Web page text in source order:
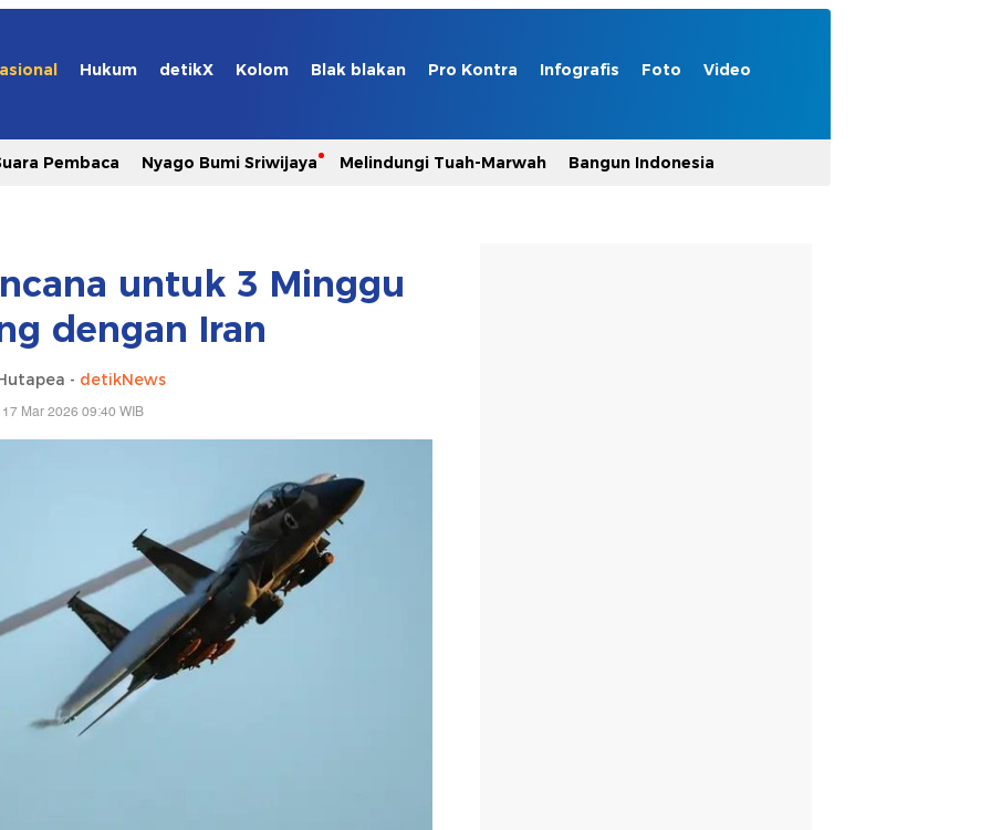
Hukum detikX Kolom Blak blakan Pro Kontra Infografis Foto Video
Pembaca Nyago Bumi Sriwijaya Melindungi Tuah-Marwah Bangun Indonesia
untuk 3 Minggu
dengan Iran
- detikNews
Mar 2026 09:40 WIB